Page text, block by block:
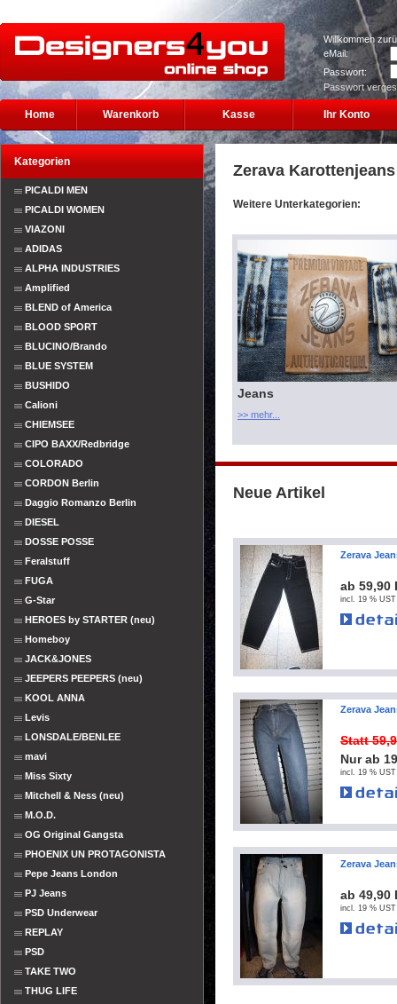
Willkommen
eMail:
Passwort:
Passwort
Home Warenkorb Kasse Ihr Konto
Kategorien
PICALDI MEN
PICALDI WOMEN
VIAZONI
ADIDAS
ALPHA INDUSTRIES
Amplified
BLEND of America
BLOOD SPORT
BLUCINO/Brando
BLUE SYSTEM
BUSHIDO
Calioni
CHIEMSEE
CIPO BAXX/Redbridge
COLORADO
CORDON Berlin
Daggio Romanzo Berlin
DIESEL
DOSSE POSSE
Feralstuff
FUGA
G-Star
HEROES by STARTER (neu)
Homeboy
JACK&JONES
JEEPERS PEEPERS (neu)
KOOL ANNA
Levis
LONSDALE/BENLEE
mavi
Miss Sixty
Mitchell & Ness (neu)
M.O.D.
OG Original Gangsta
PHOENIX UN PROTAGONISTA
Pepe Jeans London
PJ Jeans
PSD Underwear
REPLAY
PSD
TAKE TWO
THUG LIFE
Zerava Karottenjeans
Weitere Unterkategorien:
Jeans
>> mehr...
Neue Artikel
Zerava
ab 59,90
incl. 19 %
Zerava
Statt
Nur ab
incl. 19 %
Zerava
ab 49,90
incl. 19 %